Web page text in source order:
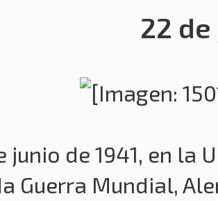
22
junio de 1941, en la
Guerra Mundial,